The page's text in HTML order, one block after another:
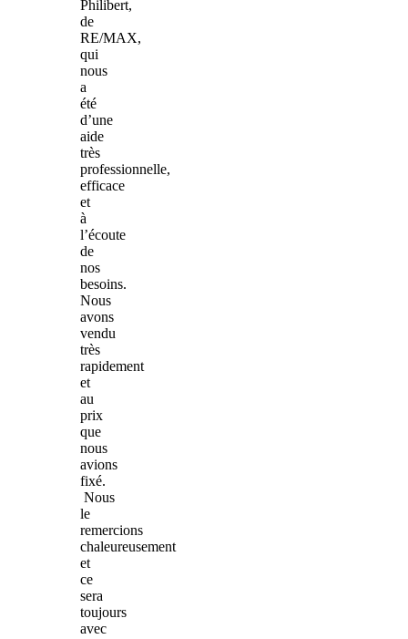
Philibert,
de
RE/MAX,
qui
nous
a
été
d’une
aide
très
professionnelle,
efficace
et
à
l’écoute
de
nos
besoins.
Nous
avons
vendu
très
rapidement
et
au
prix
que
nous
avions
fixé.
Nous
le
remercions
chaleureusement
et
ce
sera
toujours
avec